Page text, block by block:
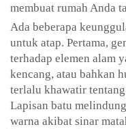
membuat rumah Anda
Ada beberapa
untuk atap. Pertama,
terhadap elemen alam
kencang, atau bahkan
terlalu khawatir
Lapisan batu
warna akibat sinar